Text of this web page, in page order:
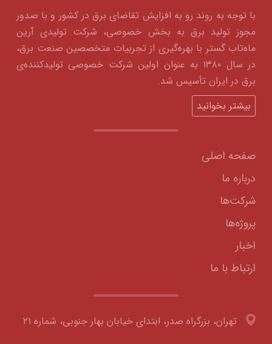
با توجه به روند رو به افزایش تقاضای برق در کشور و با صدور
مجوز تولید برق به بخش خصوصی، شرکت تولیدی آرین
ماه‌تاب گستر با بهره‌گیری از تجربیات متخصصین صنعت برق،
در سال ۱۳۸۰ به عنوان اولین شرکت خصوصی تولیدکننده‌ی
برق در ایران تأسیس شد.
بیشتر بخوانید
صفحه اصلی
درباره ما
شرکت‌ها
پروژه‌ها
اخبار
ارتباط با ما
تهران، بزرگراه صدر، ابتدای خیابان بهار جنوبی، شماره ۲۱